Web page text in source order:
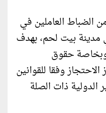
الضباط العاملين في
مدينة بيت لحم، بهدف
وبخاصة حقوق
وفقا للقوانين
الدولية ذات الصلة